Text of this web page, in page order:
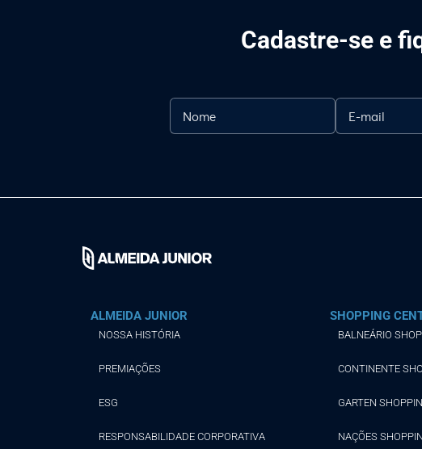
Cadastre-se e
ALMEIDA JUNIOR
NOSSA HISTÓRIA
PREMIAÇÕES
ESG
RESPONSABILIDADE CORPORATIVA
SHOPPING
BALNEÁRIO
CONTINENTE
GARTEN
NAÇÕES